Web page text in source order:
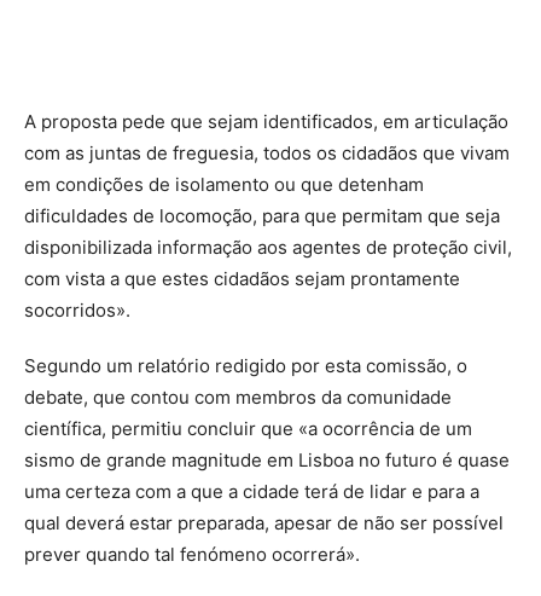
A proposta pede que sejam identificados, em articulação
com as juntas de freguesia, todos os cidadãos que vivam
em condições de isolamento ou que detenham
dificuldades de locomoção, para que permitam que seja
disponibilizada informação aos agentes de proteção civil,
com vista a que estes cidadãos sejam prontamente
socorridos».
Segundo um relatório redigido por esta comissão, o
debate, que contou com membros da comunidade
científica, permitiu concluir que «a ocorrência de um
sismo de grande magnitude em Lisboa no futuro é quase
uma certeza com a que a cidade terá de lidar e para a
qual deverá estar preparada, apesar de não ser possível
prever quando tal fenómeno ocorrerá».